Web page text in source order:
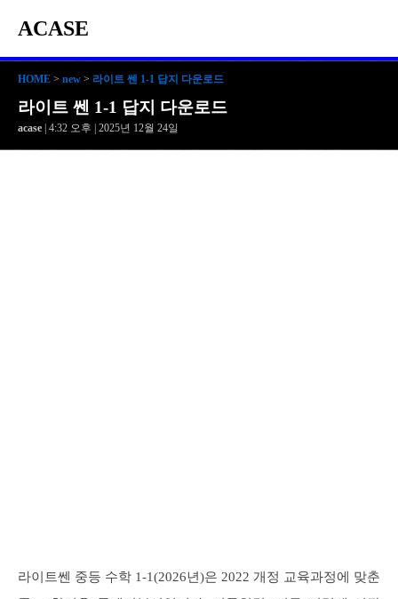
ACASE
HOME > new > 라이트 쎈 1-1 답지 다운로드
라이트 쎈 1-1 답지 다운로드
acase | 4:32 오후 | 2025년 12월 24일
라이트쎈 중등 수학 1-1(2026년)은 2022 개정 교육과정에 맞춘